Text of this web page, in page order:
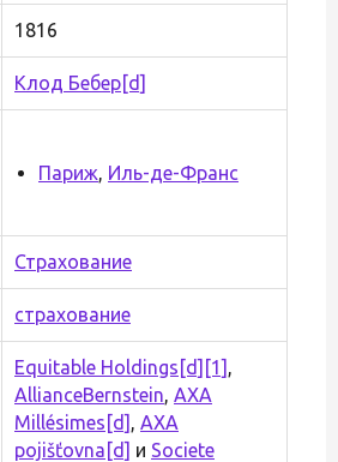
1816
Клод Бебер[d]
Париж, Иль-де-Франс
Страхование
страхование
Equitable Holdings [d] [1] ,
AllianceBernstein, AXA
Millésimes [d] , AXA
pojišťovna [d] и Societe